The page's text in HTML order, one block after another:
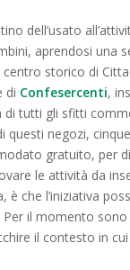
dell’usato
aprendosi una
storico di
di Confesercenti,
tutti gli sfitti
negozi,
gratuito, per
le attività da
che l’iniziativa
il momento
il contesto in